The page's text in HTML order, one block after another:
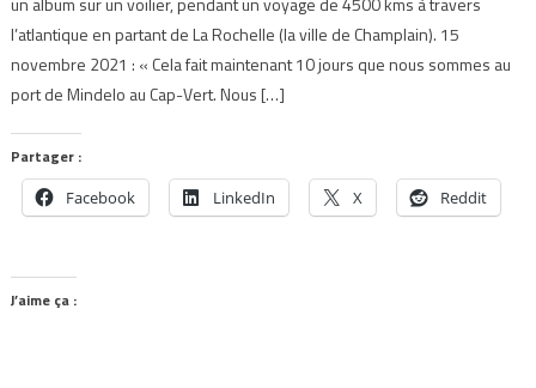
l’atlantique en partant de La Rochelle (la ville de Champlain). 15
novembre 2021 : « Cela fait maintenant 10 jours que nous sommes au
port de Mindelo au Cap-Vert. Nous […]
Partager :
Facebook LinkedIn X Reddit
J’aime ça :